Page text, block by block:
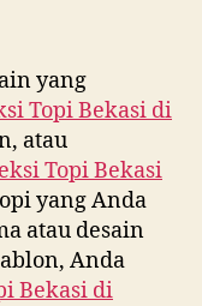
yang
Topi Bekasi di
atau
Topi Bekasi
yang Anda
atau desain
Anda
Bekasi di